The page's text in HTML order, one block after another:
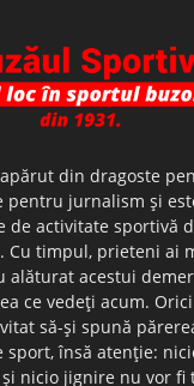
din dragoste
pentru jurnalism şi
de activitate sportivă
Cu timpul, prieteni ai
alăturat acestui
ce vedeţi acum.
să-şi spună
sport, însă atenţie:
nicio jignire nu vor fi